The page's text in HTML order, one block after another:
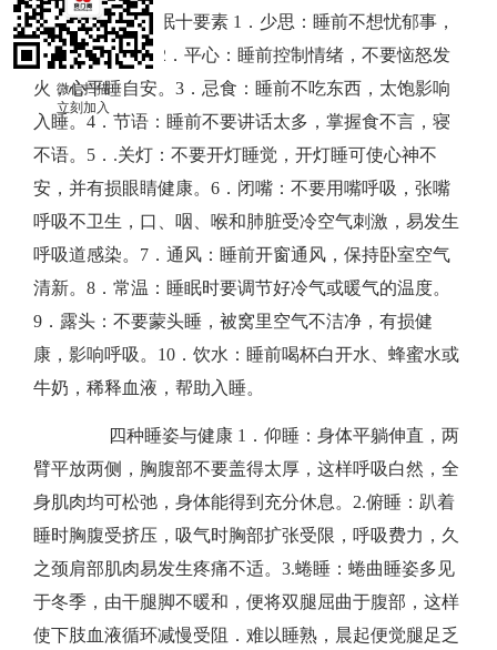
全
健
康
平
第
部
分
（五）
健康睡眠十要素​ 1．少思：睡前不想忧郁事，
先睡心后睡眼。​2．平心：睡前控制情绪，不要恼怒发
火，心平睡自安。​3．忌食：睡前不吃东西，太饱影响
入睡。​4．节语：睡前不要讲话太多，掌握食不言，寝
不语。​5．.关灯：不要开灯睡觉，开灯睡可使心神不
安，并有损眼睛健康。​6．闭嘴：不要用嘴呼吸，张嘴
呼吸不卫生，口、咽、喉和肺脏受冷空气刺激，易发生
呼吸道感染。​7．通风：睡前开窗通风，保持卧室空气
清新。​8．常温：睡眠时要调节好冷气或暖气的温度。​
9．露头：不要蒙头睡，被窝里空气不洁净，有损健
康，影响呼吸。​10．饮水：睡前喝杯白开水、蜂蜜水或
牛奶，稀释血液，帮助入睡。
​​ 四种睡姿与健康 ​1．仰睡：身体平躺伸直，两
臂平放两侧，胸腹部不要盖得太厚，这样呼吸白然，全
身肌肉均可松弛，身体能得到充分休息。​2.俯睡：趴着
睡时胸腹受挤压，吸气时胸部扩张受限，呼吸费力，久
之颈肩部肌肉易发生疼痛不适。​3.蜷睡：蜷曲睡姿多见
于冬季，由干腿脚不暖和，便将双腿屈曲于腹部，这样
使下肢血液循环减慢受阻．难以睡熟，晨起便觉腿足乏
微信扫描
立刻加入